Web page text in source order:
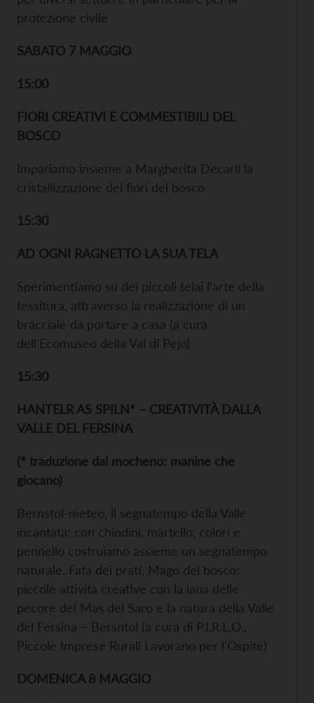
protezione civile
SABATO 7 MAGGIO
15:00
FIORI CREATIVI E COMMESTIBILI DEL
BOSCO
Impariamo insieme a Margherita Decarli la
cristallizzazione dei fiori del bosco
15:30
AD OGNI RAGNETTO LA SUA TELA
Sperimentiamo su dei piccoli telai l'arte della
tessitura, attraverso la realizzazione di un
bracciale da portare a casa (a cura
dell'Ecomuseo della Val di Pejo)
15:30
HANTELR AS SPILN* – CREATIVITÀ DALLA
VALLE DEL FERSINA
(* traduzione dal mocheno: manine che
giocano)
Bernstol-meteo, il segnatempo della Valle
incantata: con chiodini, martello, colori e
pennello costruiamo assieme un segnatempo
naturale. Fata dei prati, Mago del bosco:
piccole attività creative con la lana delle
pecore del Mas del Saro e la natura della Valle
del Fersina – Bersntol (a cura di P.I.R.L.O.,
Piccole Imprese Rurali Lavorano per l'Ospite)
DOMENICA 8 MAGGIO